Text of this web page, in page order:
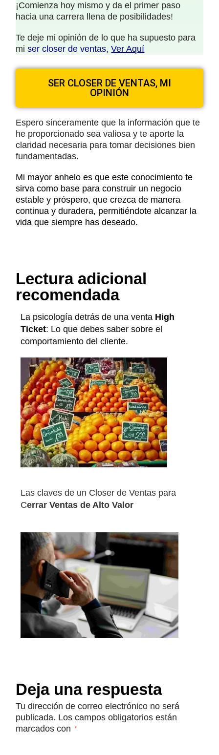
¡Comienza hoy mismo y da el primer paso
hacia una carrera llena de posibilidades!
Te deje mi opinión de lo que ha supuesto para
miser closer de ventas,Ver Aquí
SER CLOSER DE VENTAS, MI
OPINIÓN
Espero sinceramente que la información que te
he proporcionado sea valiosa y te aporte la
claridad necesaria para tomar decisiones bien
fundamentadas.
Mi mayor anhelo es que este conocimiento te
sirva como base para construir un negocio
estable y próspero, que crezca de manera
continua y duradera, permitiéndote alcanzar la
vida que siempre has deseado.
Lectura adicional
recomendada
La psicología detrás de una venta High
Ticket: Lo que debes saber sobre el
comportamiento del cliente.
Las claves de un Closer de Ventas para
Cerrar Ventas de Alto Valor
Deja una respuesta
Tu dirección de correo electrónico no será
publicada. Los campos obligatorios están
marcados con
*